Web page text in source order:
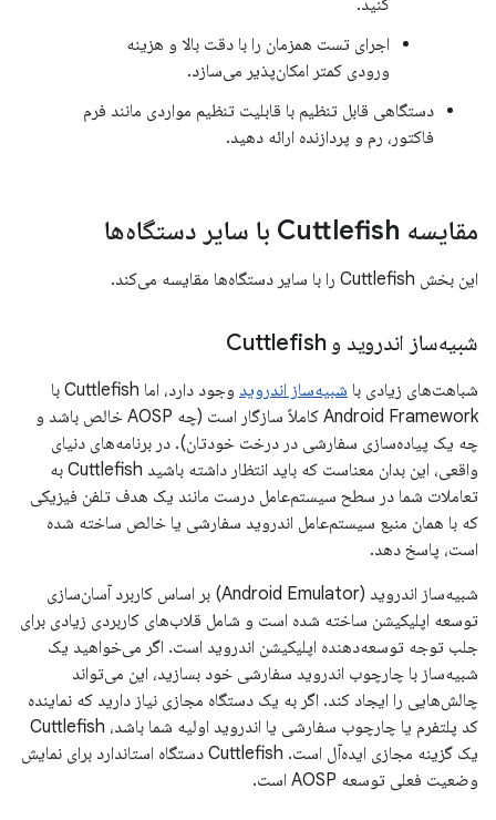
کنید.
اجرای تست همزمان را با دقت بالا و هزینه
ورودی کمتر امکان‌پذیر می‌سازد.
دستگاهی قابل تنظیم با قابلیت تنظیم مواردی مانند فرم
فاکتور، رم و پردازنده ارائه دهید.
مقایسه Cuttlefish با سایر دستگاه‌ها
این بخش Cuttlefish را با سایر دستگاه‌ها مقایسه می‌کند.
شبیه‌ساز اندروید و Cuttlefish
شباهت‌های زیادی با شبیه‌ساز اندروید
وجود دارد، اما Cuttlefish با
Android Framework کاملاً سازگار است (چه AOSP خالص باشد و
چه یک پیاده‌سازی سفارشی در درخت خودتان). در برنامه‌های دنیای
واقعی، این بدان معناست که باید انتظار داشته باشید Cuttlefish به
تعاملات شما در سطح سیستم‌عامل درست مانند یک هدف تلفن فیزیکی
که با همان منبع سیستم‌عامل اندروید سفارشی یا خالص ساخته شده
است، پاسخ دهد.
شبیه‌ساز اندروید (Android Emulator) بر اساس کاربرد آسان‌سازی
توسعه اپلیکیشن ساخته شده است و شامل قلاب‌های کاربردی زیادی برای
جلب توجه توسعه‌دهنده اپلیکیشن اندروید است. اگر می‌خواهید یک
شبیه‌ساز با چارچوب اندروید سفارشی خود بسازید، این می‌تواند
چالش‌هایی را ایجاد کند. اگر به یک دستگاه مجازی نیاز دارید که نماینده
کد پلتفرم یا چارچوب سفارشی یا اندروید اولیه شما باشد، Cuttlefish
یک گزینه مجازی ایده‌آل است. Cuttlefish دستگاه استاندارد برای نمایش
وضعیت فعلی توسعه AOSP است.